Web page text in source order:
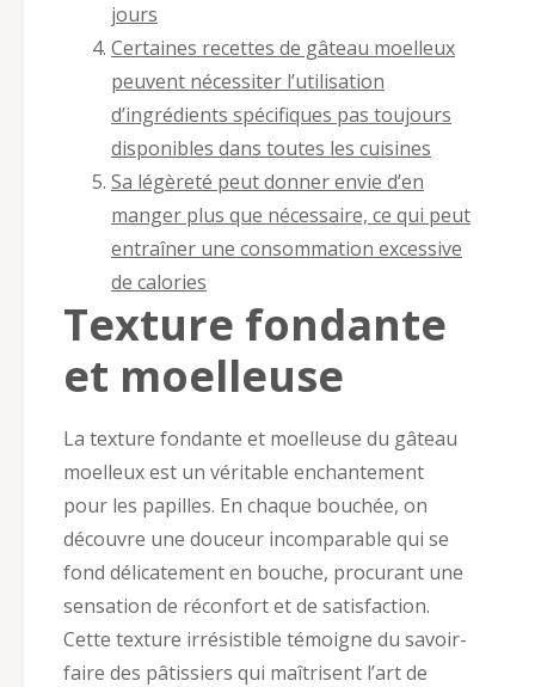
jours
Certaines recettes de gâteau moelleux
peuvent nécessiter l’utilisation
d’ingrédients spécifiques pas toujours
disponibles dans toutes les cuisines
Sa légèreté peut donner envie d’en
manger plus que nécessaire, ce qui peut
entraîner une consommation excessive
de calories
Texture fondante
et moelleuse
La texture fondante et moelleuse du gâteau
moelleux est un véritable enchantement
pour les papilles. En chaque bouchée, on
découvre une douceur incomparable qui se
fond délicatement en bouche, procurant une
sensation de réconfort et de satisfaction.
Cette texture irrésistible témoigne du savoir-
faire des pâtissiers qui maîtrisent l’art de